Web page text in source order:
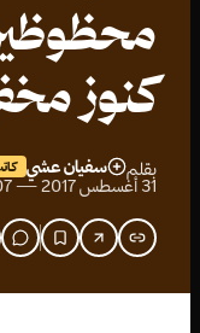
كنوز
بقلم سفيان عشي
31 أغسطس 2017 — 10:07 ص